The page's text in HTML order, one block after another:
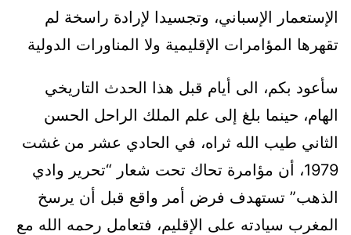
الإستعمار الإسباني، وتجسيدا لإرادة راسخة لم
تقهرها المؤامرات الإقليمية ولا المناورات الدولية
سأعود بكم، الى أيام قبل هذا الحدث التاريخي
الهام، حينما بلغ إلى علم الملك الراحل الحسن
الثاني طيب الله ثراه، في الحادي عشر من غشت
1979، أن مؤامرة تحاك تحت شعار “تحرير وادي
الذهب” تستهدف فرض أمر واقع قبل أن يرسخ
المغرب سيادته على الإقليم، فتعامل رحمه الله مع